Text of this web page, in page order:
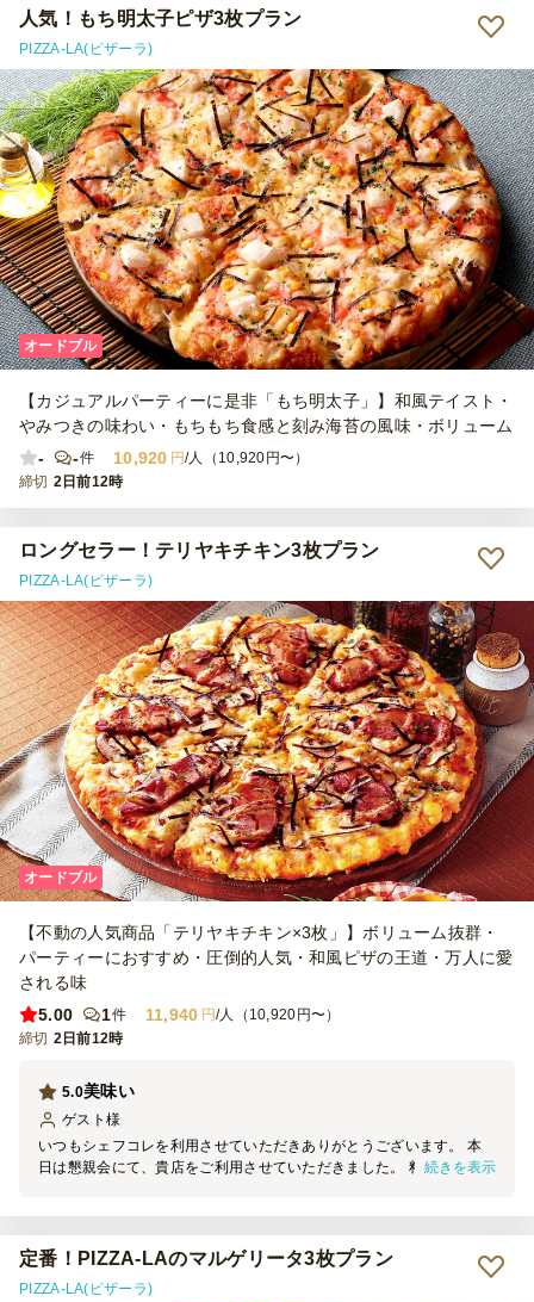
人気！もち明太子ピザ3枚プラン
PIZZA-LA(ピザーラ)
オードブル
【カジュアルパーティーに是非「もち明太子」】和風テイスト・
やみつきの味わい・もちもち食感と刻み海苔の風味・ボリューム
-
-件 10,920 円/人（10,920円〜）
締切 2日前12時
ロングセラー！テリヤキチキン3枚プラン
PIZZA-LA(ピザーラ)
オードブル
【不動の人気商品「テリヤキチキン×3枚」】ボリューム抜群・
パーティーにおすすめ・圧倒的人気・和風ピザの王道・万人に愛
される味
5.00
1件 11,940 円/人（10,920円〜）
締切 2日前12時
美味い
5.0
ゲスト 様
いつもシェフコレを利用させていただきありがとうございます。 本
日は懇親会にて、貴店をご利用させていただきました。 料理の見た
続きを表示
定番！PIZZA-LAのマルゲリータ3枚プラン
PIZZA-LA(ピザーラ)